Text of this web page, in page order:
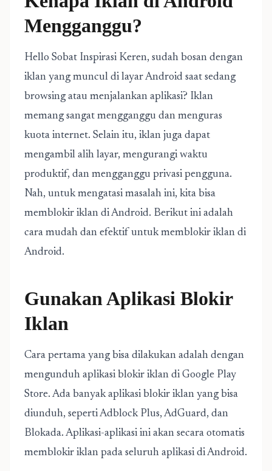
Mengganggu?
Hello Sobat Inspirasi Keren, sudah bosan dengan
iklan yang muncul di layar Android saat sedang
browsing atau menjalankan aplikasi? Iklan
memang sangat mengganggu dan menguras
kuota internet. Selain itu, iklan juga dapat
mengambil alih layar, mengurangi waktu
produktif, dan mengganggu privasi pengguna.
Nah, untuk mengatasi masalah ini, kita bisa
memblokir iklan di Android. Berikut ini adalah
cara mudah dan efektif untuk memblokir iklan di
Android.
Gunakan Aplikasi Blokir
Iklan
Cara pertama yang bisa dilakukan adalah dengan
mengunduh aplikasi blokir iklan di Google Play
Store. Ada banyak aplikasi blokir iklan yang bisa
diunduh, seperti Adblock Plus, AdGuard, dan
Blokada. Aplikasi-aplikasi ini akan secara otomatis
memblokir iklan pada seluruh aplikasi di Android.